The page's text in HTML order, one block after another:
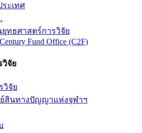
ะเทศ
ทธศาสตร์การวิจัย
Fund Office (C2F)
วิจัย
วิจัย
สินทางปัญญาแห่งจุฬาฯ